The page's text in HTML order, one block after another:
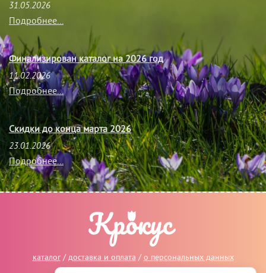
31.05.2026
Подробнее...
Финализирован каталог на 2026 год
11.02.2026
Подробнее...
Скидки до конца марта 2026
23.01.2026
Подробнее...
каталог /доставка и оплата /о персональных данных